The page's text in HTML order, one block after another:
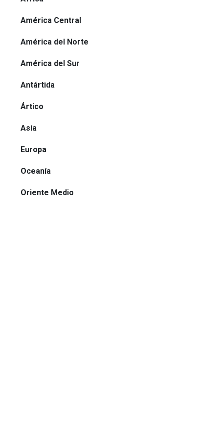
América Central
América del Norte
América del Sur
Antártida
Ártico
Asia
Europa
Oceanía
Oriente Medio